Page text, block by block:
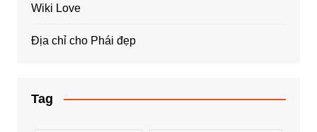
Wiki Love
Địa chỉ cho Phái đẹp
Tag